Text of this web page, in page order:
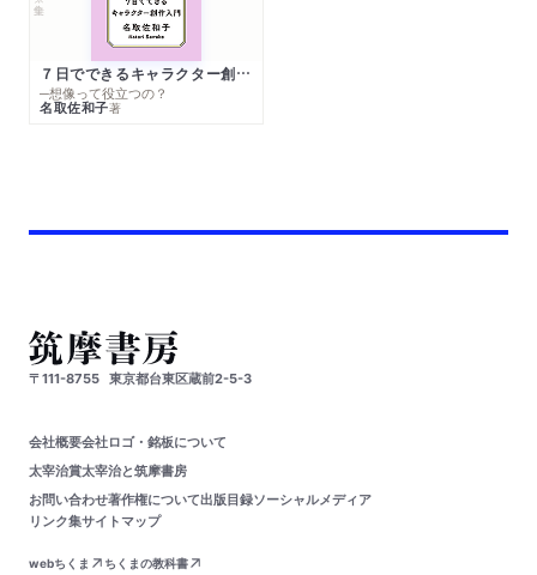
７日でできるキャラクター創作入門
─想像って役立つの？
名取佐和子著
〒111-8755 東京都台東区蔵前2-5-3
会社概要会社ロゴ・銘板について
太宰治賞太宰治と筑摩書房
お問い合わせ著作権について出版目録ソーシャルメディア
リンク集サイトマップ
webちくま ちくまの教科書